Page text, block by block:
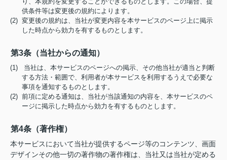
供条件等は変更後の規約によります。
(2) 変更後の規約は、当社が変更内容を本サービスのページ上に掲示
した時点から効力を有するものとします。
第3条（当社からの通知）
(1) 当社は、本サービスのページへの掲示、その他当社が適当と判断
する方法・範囲で、利用者が本サービスを利用するうえで必要な
事項を通知するものとします。
(2) 前項に定める通知は、当社が当該通知の内容を、本サービスのペ
ージに掲示した時点から効力を有するものとします。
第4条（著作権）
本サービスにおいて当社が提供するページ等のコンテンツ、画面
デザインその他一切の著作物の著作権は、当社又は当社が定める